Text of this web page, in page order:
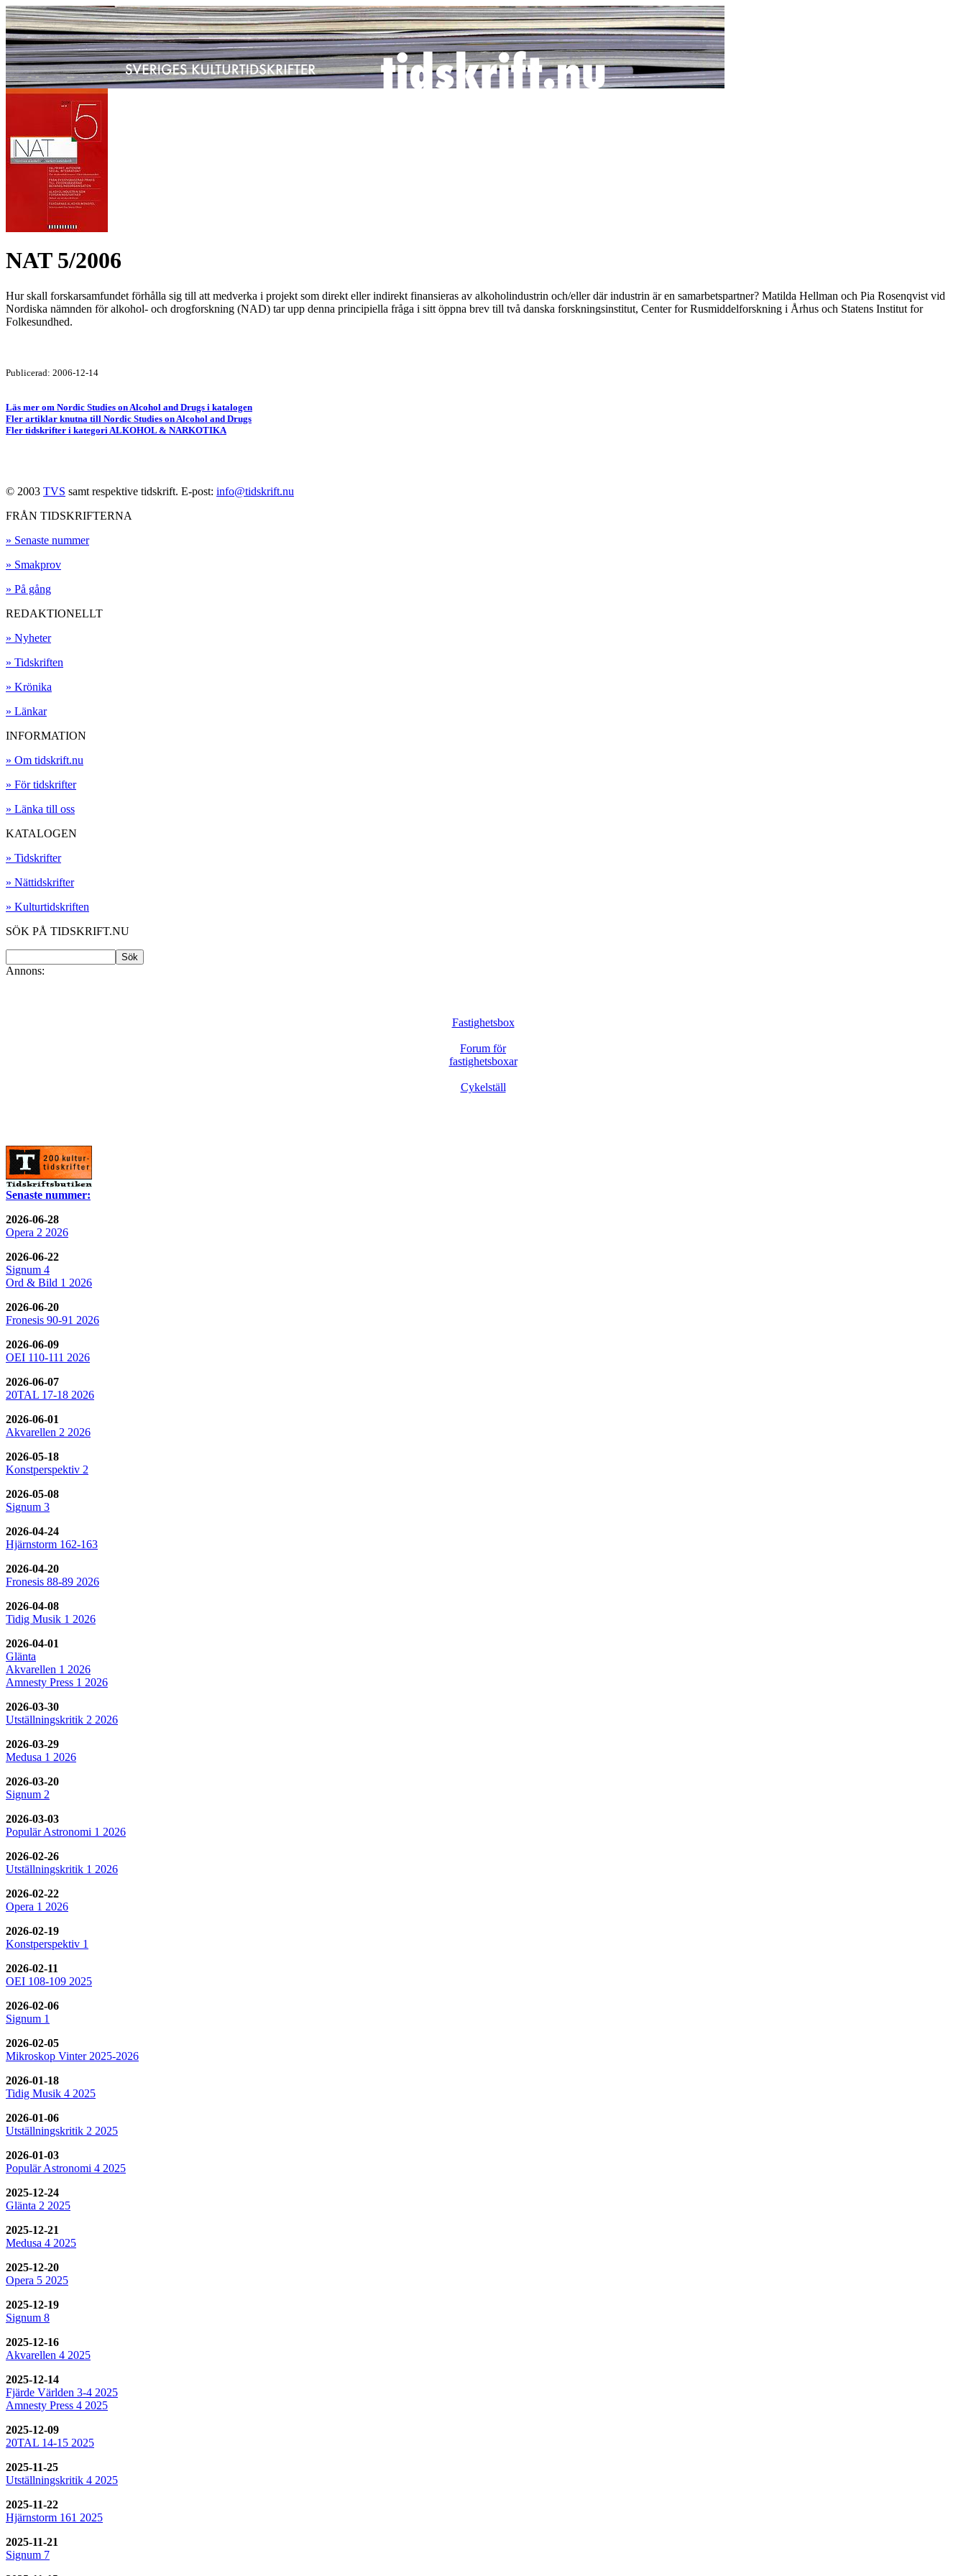
NAT 5/2006
Hur skall forskarsamfundet förhålla sig till att medverka i projekt som direkt eller indirekt finansieras av alkoholindustrin och/eller där industrin är en samarbetspartner? Matilda Hellman och Pia Rosenqvist vid
Nordiska nämnden för alkohol- och drogforskning (NAD) tar upp denna principiella fråga i sitt öppna brev till två danska forskningsinstitut, Center for Rusmiddelforskning i Århus och Statens Institut for
Folkesundhed.
Publicerad: 2006-12-14
Läs mer om Nordic Studies on Alcohol and Drugs i katalogen
Fler artiklar knutna till Nordic Studies on Alcohol and Drugs
Fler tidskrifter i kategori ALKOHOL & NARKOTIKA
© 2003 TVS samt respektive tidskrift. E-post: info@tidskrift.nu
FRÅN TIDSKRIFTERNA
» Senaste nummer
» Smakprov
» På gång
REDAKTIONELLT
» Nyheter
» Tidskriften
» Krönika
» Länkar
INFORMATION
» Om tidskrift.nu
» För tidskrifter
» Länka till oss
KATALOGEN
» Tidskrifter
» Nättidskrifter
» Kulturtidskriften
SÖK PÅ TIDSKRIFT.NU
Annons:
Fastighetsbox
Forum för
fastighetsboxar
Cykelställ
Senaste nummer:
2026-06-28
Opera 2 2026
2026-06-22
Signum 4
Ord & Bild 1 2026
2026-06-20
Fronesis 90-91 2026
2026-06-09
OEI 110-111 2026
2026-06-07
20TAL 17-18 2026
2026-06-01
Akvarellen 2 2026
2026-05-18
Konstperspektiv 2
2026-05-08
Signum 3
2026-04-24
Hjärnstorm 162-163
2026-04-20
Fronesis 88-89 2026
2026-04-08
Tidig Musik 1 2026
2026-04-01
Glänta
Akvarellen 1 2026
Amnesty Press 1 2026
2026-03-30
Utställningskritik 2 2026
2026-03-29
Medusa 1 2026
2026-03-20
Signum 2
2026-03-03
Populär Astronomi 1 2026
2026-02-26
Utställningskritik 1 2026
2026-02-22
Opera 1 2026
2026-02-19
Konstperspektiv 1
2026-02-11
OEI 108-109 2025
2026-02-06
Signum 1
2026-02-05
Mikroskop Vinter 2025-2026
2026-01-18
Tidig Musik 4 2025
2026-01-06
Utställningskritik 2 2025
2026-01-03
Populär Astronomi 4 2025
2025-12-24
Glänta 2 2025
2025-12-21
Medusa 4 2025
2025-12-20
Opera 5 2025
2025-12-19
Signum 8
2025-12-16
Akvarellen 4 2025
2025-12-14
Fjärde Världen 3-4 2025
Amnesty Press 4 2025
2025-12-09
20TAL 14-15 2025
2025-11-25
Utställningskritik 4 2025
2025-11-22
Hjärnstorm 161 2025
2025-11-21
Signum 7